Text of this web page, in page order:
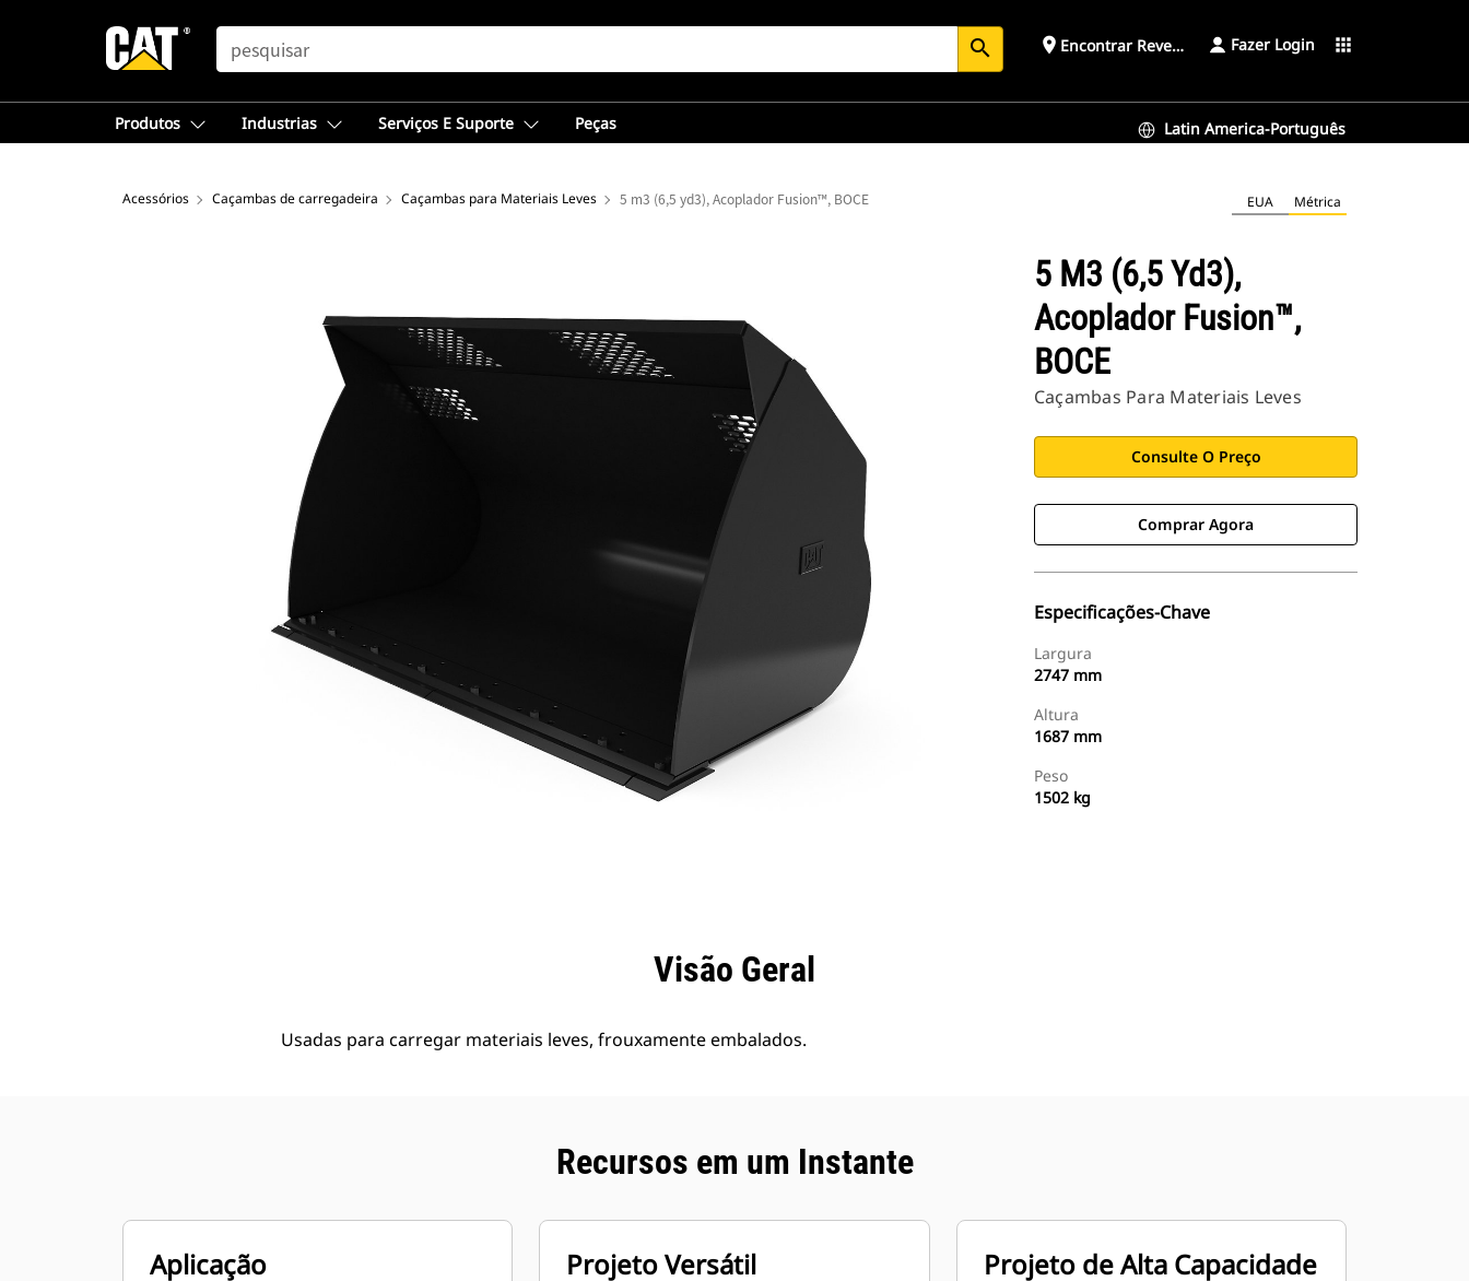
SEARCH search place Encontrar Revendedor Fazer Login apps
Produtos Industrias Serviços E Suporte Peças Latin America-Português
Acessórios Caçambas de carregadeira Caçambas para Materiais Leves 5 m3 (6,5 yd3), Acoplador Fusion™, BOCE EUA Métrica
5 M3 (6,5 Yd3),
Acoplador Fusion™,
BOCE
Caçambas Para Materiais Leves
Consulte O Preço
Comprar Agora
Especificações-Chave
Largura
2747 mm
Altura
1687 mm
Peso
1502 kg
Visão Geral
Usadas para carregar materiais leves, frouxamente embalados.
Recursos em um Instante
Aplicação Projeto Versátil Projeto de Alta Capacidade